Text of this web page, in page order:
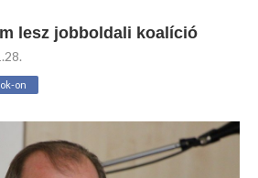
lesz jobboldali koalíció
on